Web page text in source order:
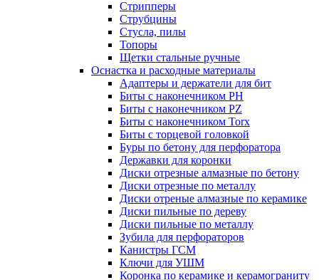
Стрипперы
Струбцины
Стусла, пилы
Топоры
Щетки стальные ручные
Оснастка и расходные материалы
Адаптеры и держатели для бит
Биты с наконечником PH
Биты с наконечником PZ
Биты с наконечником Torx
Биты с торцевой головкой
Буры по бетону для перфоратора
Державки для коронки
Диски отрезные алмазные по бетону
Диски отрезные по металлу
Диски отреные алмазные по керамике
Диски пильные по дереву
Диски пильные по металлу
Зубила для перфораторов
Канистры ГСМ
Ключи для УШМ
Коронка по керамике и керамограниту